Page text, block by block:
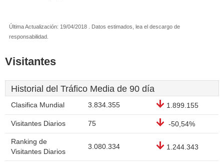
Última Actualización: 19/04/2018 . Datos estimados, lea el descargo de
responsabilidad.
Visitantes
Historial del Tráfico Media de 90 día
Clasifica Mundial 3.834.355 1.899.155
Visitantes Diarios 75 -50,54%
Ranking de
Visitantes Diarios
3.080.334 1.244.343